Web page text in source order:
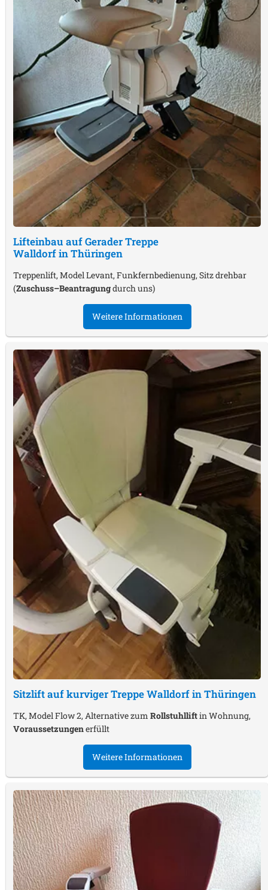
Lifteinbau auf Gerader Treppe
Walldorf in Thüringen
Treppenlift, Model Levant, Funkfernbedienung, Sitz drehbar
(Zuschuss–Beantragungdurch uns)
Weitere Informationen
Sitzlift auf kurviger TreppeWalldorf in Thüringen
TK, Model Flow 2, Alternative zum Rollstuhlliftin Wohnung,
Voraussetzungenerfüllt
Weitere Informationen